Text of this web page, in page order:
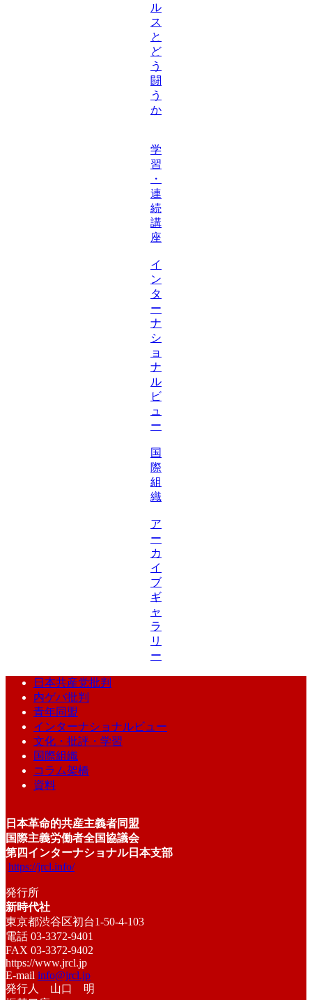
ル
ス
と
ど
う
闘
う
か
学
習
・
連
続
講
座
イ
ン
タ
ー
ナ
シ
ョ
ナ
ル
ビ
ュ
ー
国
際
組
織
ア
ー
カ
イ
ブ
ギ
ャ
ラ
リ
ー
日本共産党批判
内ゲバ批判
青年同盟
インターナショナルビュー
文化・批評・学習
国際組織
コラム架橋
資料
日本革命的共産主義者同盟
国際主義労働者全国協議会
第四インターナショナル日本支部
https://jrcl.info/
発行所
新時代社
東京都渋谷区初台1-50-4-103
電話 03-3372-9401
FAX 03-3372-9402
https://www.jrcl.jp
E-mail info@jrcl.jp
発行人 山口 明